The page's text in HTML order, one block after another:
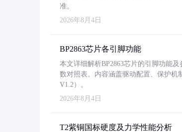
准。
2026年8月4日
BP2863芯片各引脚功能
本文详细解析BP2863芯片的引脚功能
数对照表。内容涵盖驱动配置、保护机
V1.2）。
2026年8月4日
T2紫铜国标硬度及力学性能分析